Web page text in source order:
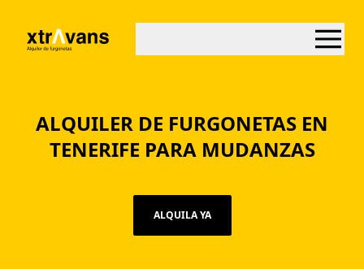
ALQUILER DE FURGONETAS EN
TENERIFE PARA MUDANZAS
ALQUILA YA